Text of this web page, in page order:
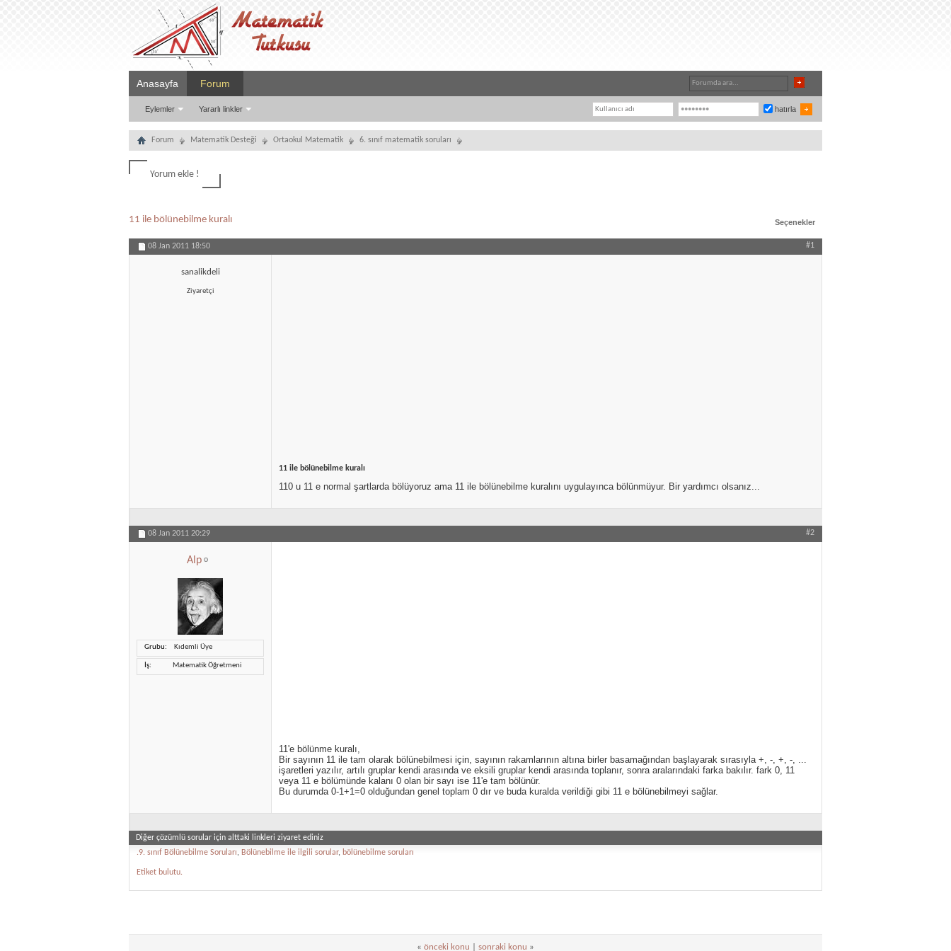
Anasayfa Forum
Eylemler Yararlı linkler hatırla
Forum Matematik Desteği Ortaokul Matematik 6. sınıf matematik soruları
Yorum ekle !
11 ile bölünebilme kuralı Seçenekler
08 Jan 2011 18:50 #1
sanalikdeli
Ziyaretçi
11 ile bölünebilme kuralı
110 u 11 e normal şartlarda bölüyoruz ama 11 ile bölünebilme kuralını uygulayınca bölünmüyur. Bir yardımcı olsanız...
08 Jan 2011 20:29 #2
Alp
Grubu Kıdemli Üye
İş Matematik Öğretmeni
11'e bölünme kuralı,
Bir sayının 11 ile tam olarak bölünebilmesi için, sayının rakamlarının altına birler basamağından başlayarak sırasıyla +, -, +, -, ...
işaretleri yazılır, artılı gruplar kendi arasında ve eksili gruplar kendi arasında toplanır, sonra aralarındaki farka bakılır. fark 0, 11
veya 11 e bölümünde kalanı 0 olan bir sayı ise 11'e tam bölünür.
Bu durumda 0-1+1=0 olduğundan genel toplam 0 dır ve buda kuralda verildiği gibi 11 e bölünebilmeyi sağlar.
Diğer çözümlü sorular için alttaki linkleri ziyaret ediniz
.9. sınıf Bölünebilme Soruları, Bölünebilme ile ilgili sorular, bölünebilme soruları
Etiket bulutu.
« önceki konu sonraki konu »